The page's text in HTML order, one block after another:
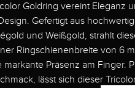
Goldring vereint Eleganz
Gefertigt aus
und Weißgold, strahlt
Ringschienenbreite von 6
markante Präsenz am Finger.
lässt sich dieser